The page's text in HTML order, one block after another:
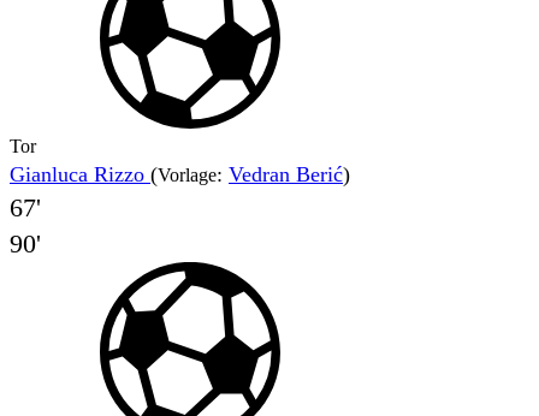
Tor
Gianluca Rizzo (Vorlage: Vedran Berić)
67'
90'